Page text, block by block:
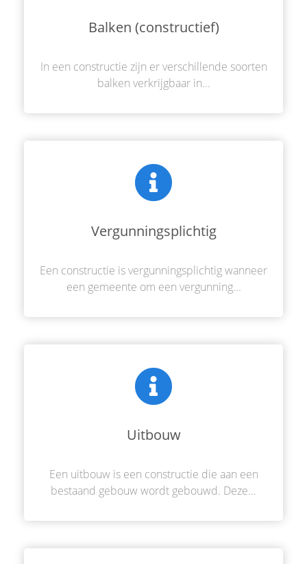
Balken (constructief)
In een constructie zijn er verschillende soorten
balken verkrijgbaar in...
Vergunningsplichtig
Een constructie is vergunningsplichtig wanneer
een gemeente om een vergunning...
Uitbouw
Een uitbouw is een constructie die aan een
bestaand gebouw wordt gebouwd. Deze...